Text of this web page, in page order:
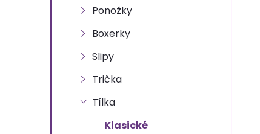
Ponožky
Boxerky
Slipy
Trička
Tílka
Klasické